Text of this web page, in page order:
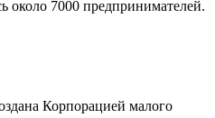
около 7000 предпринимателей.
Корпорацией малого